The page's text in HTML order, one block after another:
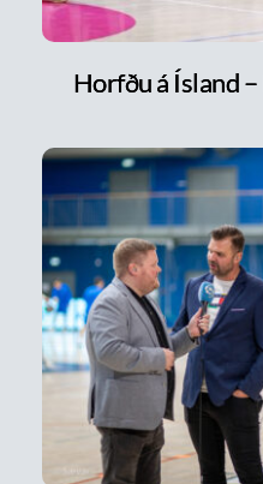
Horfðu á Ísland